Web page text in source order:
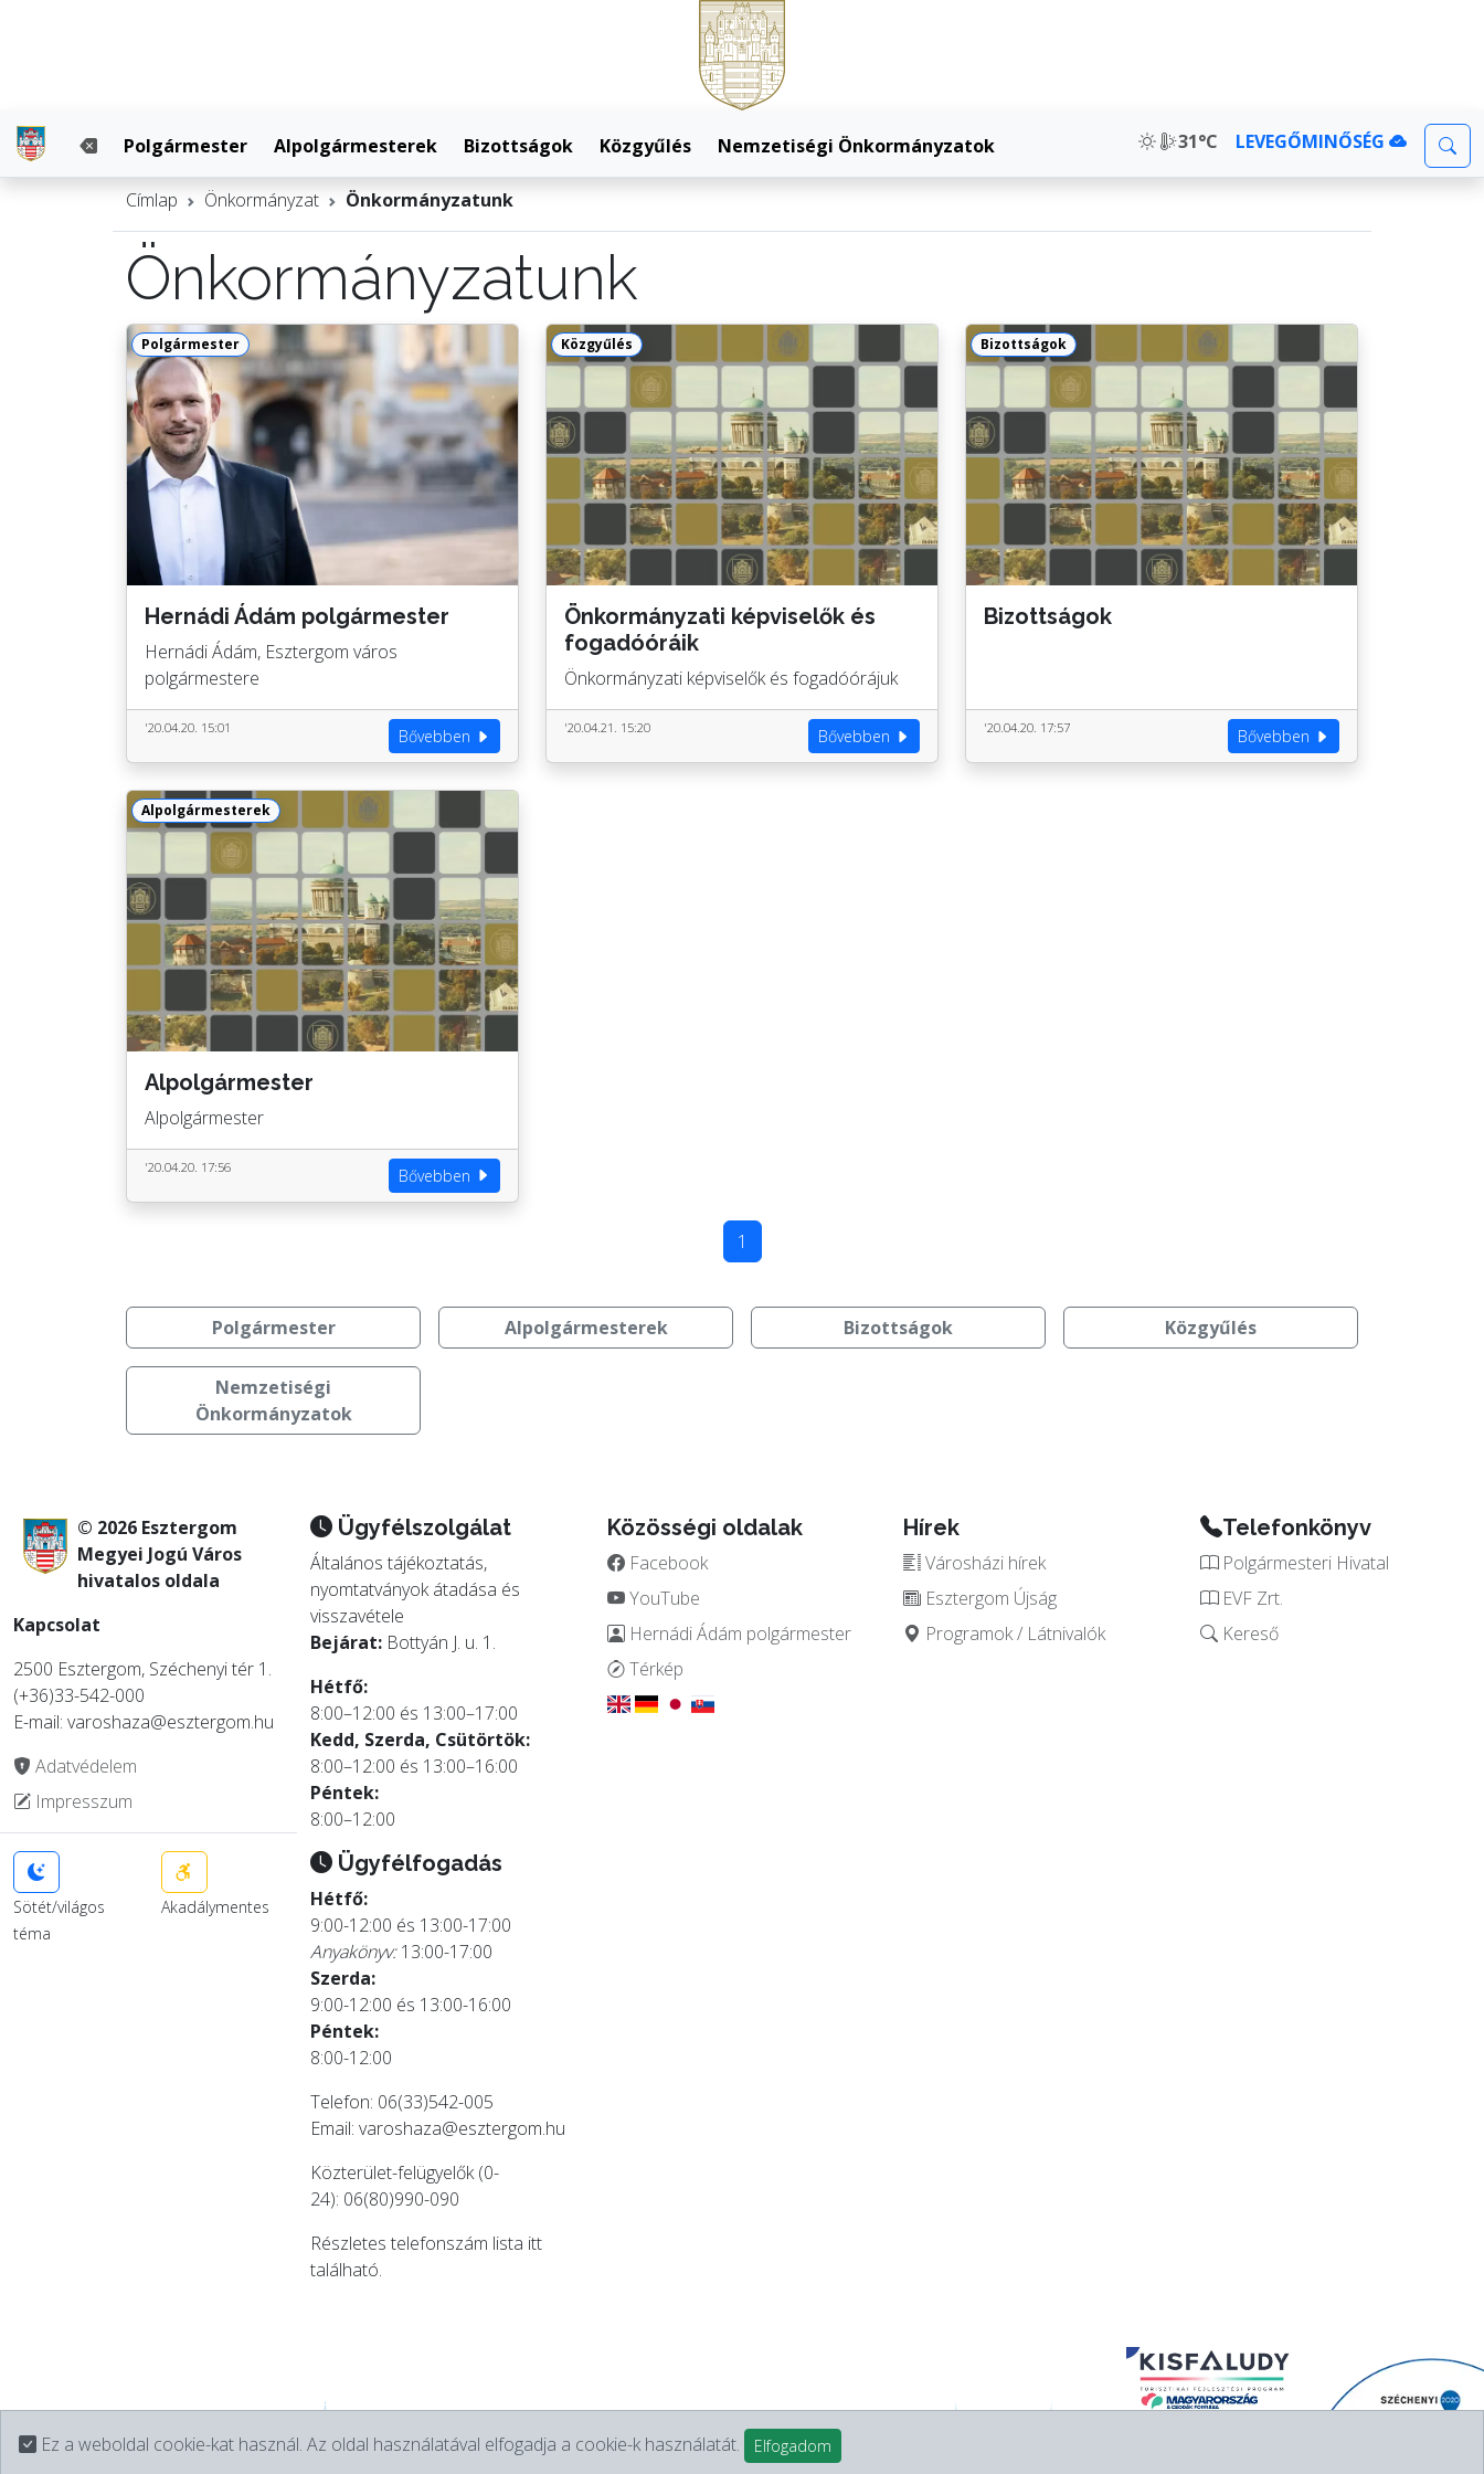
Ez a weboldal cookie-kat használ. Az oldal használatával elfogadja a cookie-k használatát. Elfogadom
Polgármester Alpolgármesterek Bizottságok Közgyűlés Nemzetiségi Önkormányzatok 31°C LEVEGŐMINŐSÉG
Címlap Önkormányzat Önkormányzatunk
Önkormányzatunk
Polgármester
Hernádi Ádám polgármester
Hernádi Ádám, Esztergom város
polgármestere
'20.04.20. 15:01 Bővebben
Közgyűlés
Önkormányzati képviselők és
fogadóóráik
Önkormányzati képviselők és fogadóórájuk
'20.04.21. 15:20 Bővebben
Bizottságok
Bizottságok
'20.04.20. 17:57 Bővebben
Alpolgármesterek
Alpolgármester
Alpolgármester
'20.04.20. 17:56 Bővebben
1
Polgármester Alpolgármesterek Bizottságok Közgyűlés
Nemzetiségi
Önkormányzatok
© 2026 Esztergom
Megyei Jogú Város
hivatalos oldala
Kapcsolat
2500 Esztergom, Széchenyi tér 1.
(+36)33-542-000
E-mail: varoshaza@esztergom.hu
Adatvédelem
Impresszum
Sötét/világos
téma
Akadálymentes
Ügyfélszolgálat
Általános tájékoztatás,
nyomtatványok átadása és
visszavétele
Bejárat:Bottyán J. u. 1.
Hétfő:
8:00–12:00 és 13:00–17:00
Kedd, Szerda, Csütörtök:
8:00–12:00 és 13:00–16:00
Péntek:
8:00–12:00
Ügyfélfogadás
Hétfő:
9:00-12:00 és 13:00-17:00
Anyakönyv:13:00-17:00
Szerda:
9:00-12:00 és 13:00-16:00
Péntek:
8:00-12:00
Telefon: 06(33)542-005
Email: varoshaza@esztergom.hu
Közterület-felügyelők (0-
24): 06(80)990-090
Részletes telefonszám lista itt
található.
Közösségi oldalak
Facebook
YouTube
Hernádi Ádám polgármester
Térkép
Hírek
Városházi hírek
Esztergom Újság
Programok / Látnivalók
Telefonkönyv
Polgármesteri Hivatal
EVF Zrt.
Kereső